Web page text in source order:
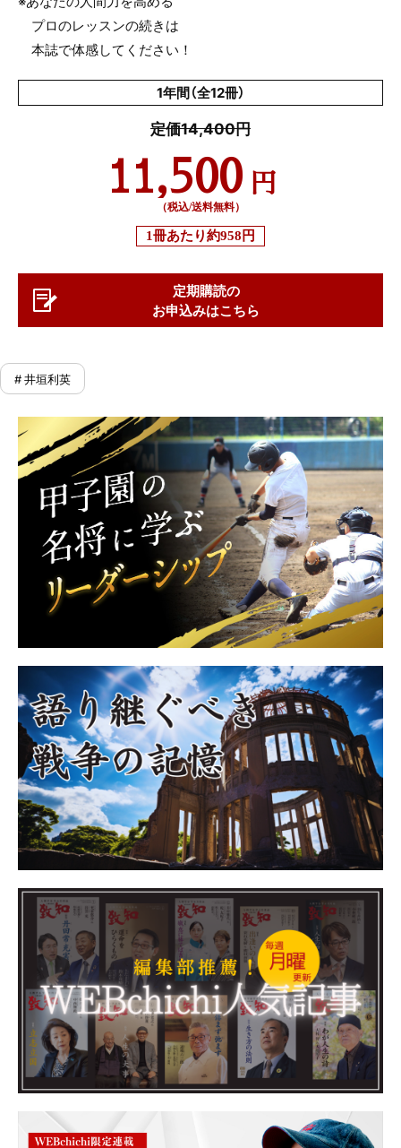
プロのレッスンの続きは
本誌で体感してください！
1年間（全12冊）
定価14,400円
11,500 円
（税込/送料無料）
1冊あたり約958円
定期購読の
お申込みはこちら
# 井垣利英